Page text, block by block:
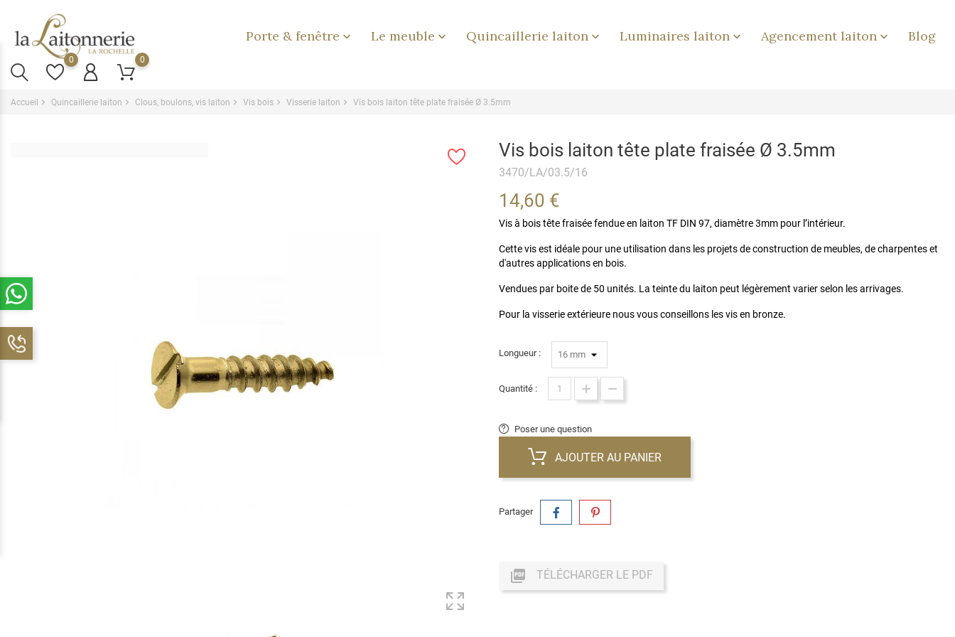
Porte & fenêtre  Le meuble  Quincaillerie laiton  Luminaires laiton  Agencement laiton  Blog
0 0
Accueil Quincaillerie laiton Clous, boulons, vis laiton Vis bois Visserie laiton Vis bois laiton tête plate fraisée Ø 3.5mm
Vis bois laiton tête plate fraisée Ø 3.5mm
3470/LA/03.5/16
14,60 €
Vis à bois tête fraisée fendue en laiton TF DIN 97, diamètre 3mm pour l’intérieur.
Cette vis est idéale pour une utilisation dans les projets de construction de meubles, de charpentes et
d'autres applications en bois.
Vendues par boite de 50 unités. La teinte du laiton peut légèrement varier selon les arrivages.
Pour la visserie extérieure nous vous conseillons les vis en bronze.
Longueur :
Quantité :
Poser une question
AJOUTER AU PANIER
Partager
 TÉLÉCHARGER LE PDF